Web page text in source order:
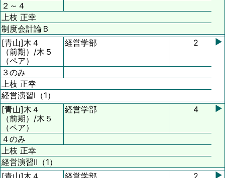
制度会計論Ｂ
上枝 正幸
２～４
[青山]木４
（前期）/木５
（ペア）
経営演習Ⅰ（1）
上枝 正幸
2
経営学部
３のみ
▶
[青山]木４
（前期）/木５
（ペア）
経営演習Ⅱ（1）
上枝 正幸
4
経営学部
４のみ
▶
▶